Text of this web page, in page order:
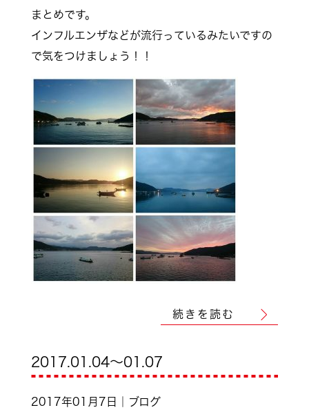
まとめです。
インフルエンザなどが流行っているみたいですの
で気をつけましょう！！
続きを読む
2017.01.04～01.07
2017年01月7日｜ブログ